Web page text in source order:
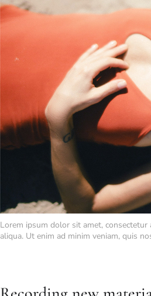
Lorem ipsum dolor sit amet,
aliqua. Ut enim ad minim veniam, quis